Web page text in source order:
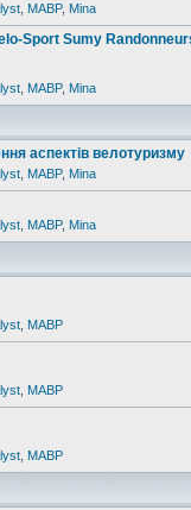
MABP, Mina
Sport Sumy
MABP, Mina
аспектів велотуризму
MABP, Mina
MABP, Mina
MABP
MABP
MABP